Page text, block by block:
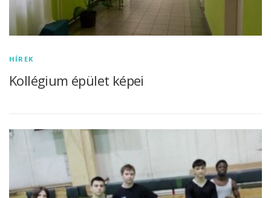
HÍREK
Kollégium épület képei